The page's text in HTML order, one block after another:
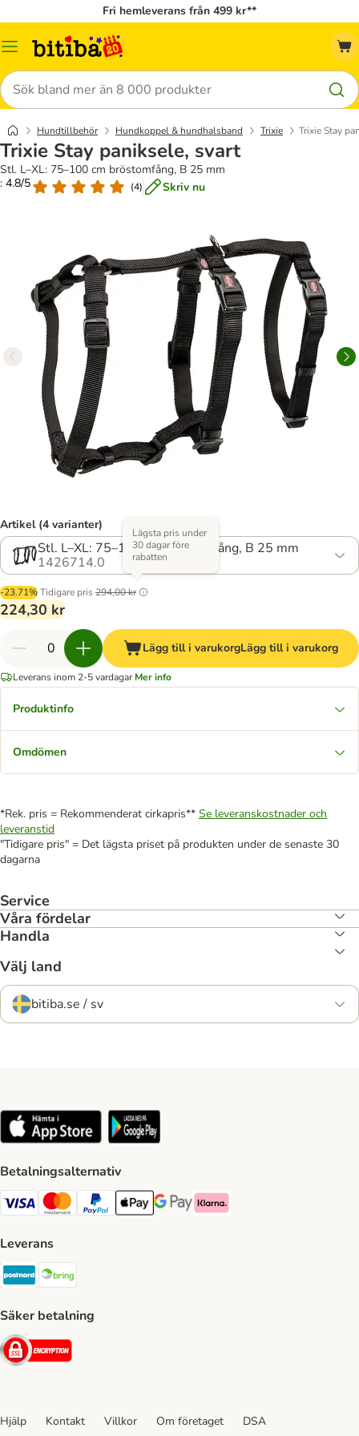
Fri hemleverans från 499 kr**
Meny
Sök
Hundtillbehör Hundkoppel & hundhalsband Trixie Trixie Stay
Trixie Stay paniksele, svart
Stl. L–XL: 75–100 cm bröstomfång, B 25 mm
: 4.8/5
(4) Skriv nu
Artikel (4 varianter)
Stl. L–XL: 75–100 cm bröstomfång, B 25 mm
1426714.0
-23.71%Tidigare pris 294,00 kr
Lägsta pris under
30 dagar före
rabatten
224,30 kr
Lägg till i varukorgLägg till i varukorg
Leverans inom 2-5 vardagar Mer info
Produktinfo
Omdömen
*Rek. pris = Rekommenderat cirkapris** Se leveranskostnader och
leveranstid
"Tidigare pris" = Det lägsta priset på produkten under de senaste 30
dagarna
Service
Våra fördelar
Handla
Välj land
bitiba.se / sv
Betalningsalternativ
VISA Payment Method
Mastercard Payment Method
Paypal Payment Method
Apple Pay Payment Method
Google Pay Payment Method
Klarna Payment Method
Leverans
Postnord Shipping Method
Säker betalning
Security
Hjälp Kontakt Villkor Om företaget
DSA